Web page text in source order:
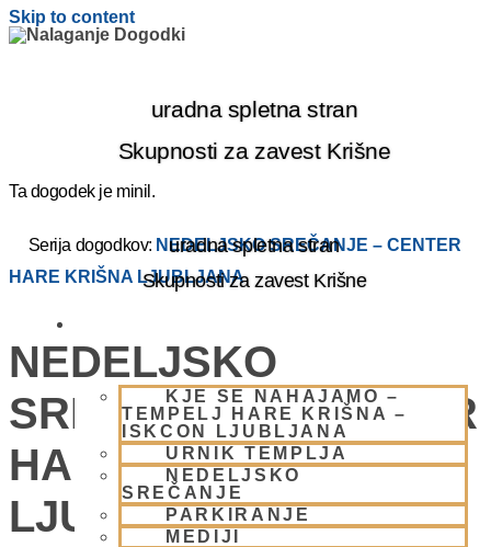
Skip to content
uradna spletna stran
Skupnosti za zavest Krišne
uradna spletna stran
Skupnosti za zavest Krišne
KJE SE NAHAJAMO –
TEMPELJ HARE KRIŠNA –
ISKCON LJUBLJANA
URNIK TEMPLJA
NEDELJSKO
SREČANJE
PARKIRANJE
MEDIJI
Ta dogodek je minil.
Serija dogodkov: NEDELJSKO SREČANJE – CENTER
HARE KRIŠNA LJUBLJANA
NEDELJSKO
SREČANJE – CENTER
HARE KRIŠNA
LJUBLJANA